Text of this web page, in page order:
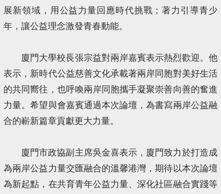
展新領域，用公益力量回應時代挑戰；著力引導青少
年，讓公益理念激發青春動能。
廈門大學校長張宗益對兩岸嘉賓表示熱烈歡迎。他
表示，新時代公益慈善文化承載著兩岸同胞對美好生活
的共同嚮往，也呼喚兩岸同胞攜手凝聚崇善向善的奮進
力量。希望與會嘉賓通過本次論壇，為書寫兩岸公益融
合的嶄新篇章貢獻更大力量。
廈門市政協副主席吳金喜表示，廈門致力於打造成
為兩岸公益力量交匯融合的溫馨港灣，期待以本次論壇
為新起點，在共育青年公益力量、深化社區融合實踐等